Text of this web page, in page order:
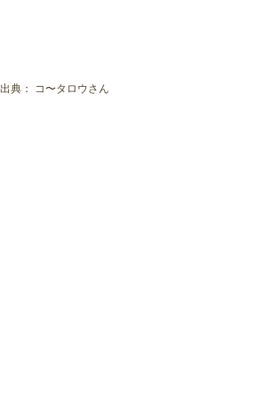
出典： コ〜タロウさん